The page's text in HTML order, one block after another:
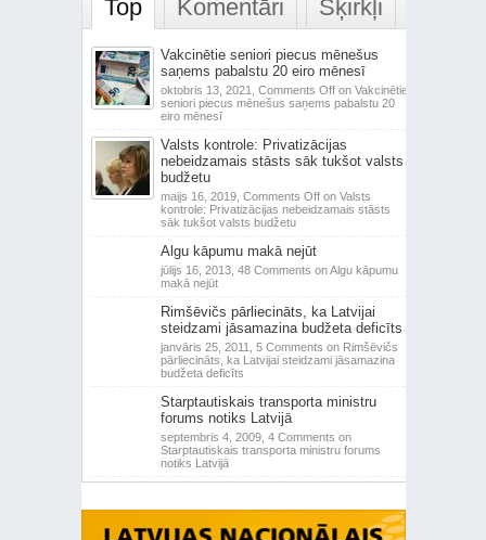
Top Komentāri Šķirkļi
Vakcinētie seniori piecus mēnešus
saņems pabalstu 20 eiro mēnesī
oktobris 13, 2021, Comments Offon Vakcinētie
seniori piecus mēnešus saņems pabalstu 20
eiro mēnesī
Valsts kontrole: Privatizācijas
nebeidzamais stāsts sāk tukšot valsts
budžetu
maijs 16, 2019, Comments Offon Valsts
kontrole: Privatizācijas nebeidzamais stāsts
sāk tukšot valsts budžetu
Algu kāpumu makā nejūt
jūlijs 16, 2013, 48 Comments on Algu kāpumu
makā nejūt
Rimšēvičs pārliecināts, ka Latvijai
steidzami jāsamazina budžeta deficīts
janvāris 25, 2011, 5 Comments on Rimšēvičs
pārliecināts, ka Latvijai steidzami jāsamazina
budžeta deficīts
Starptautiskais transporta ministru
forums notiks Latvijā
septembris 4, 2009, 4 Comments on
Starptautiskais transporta ministru forums
notiks Latvijā